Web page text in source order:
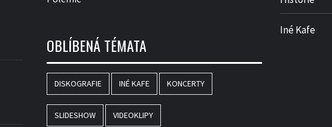
OBLÍBENÁ TÉMATA
DISKOGRAFIE INÉ KAFE KONCERTY
SLIDESHOW VIDEOKLIPY
Iné Kafe